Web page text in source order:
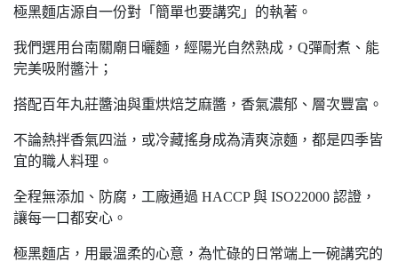
極黑麵店源自一份對「簡單也要講究」的執著。
我們選用台南關廟日曬麵，經陽光自然熟成，Q彈耐煮、能
完美吸附醬汁；
搭配百年丸莊醬油與重烘焙芝麻醬，香氣濃郁、層次豐富。
不論熱拌香氣四溢，或冷藏搖身成為清爽涼麵，都是四季皆
宜的職人料理。
全程無添加、防腐，工廠通過 HACCP 與 ISO22000 認證，
讓每一口都安心。
極黑麵店，用最溫柔的心意，為忙碌的日常端上一碗講究的